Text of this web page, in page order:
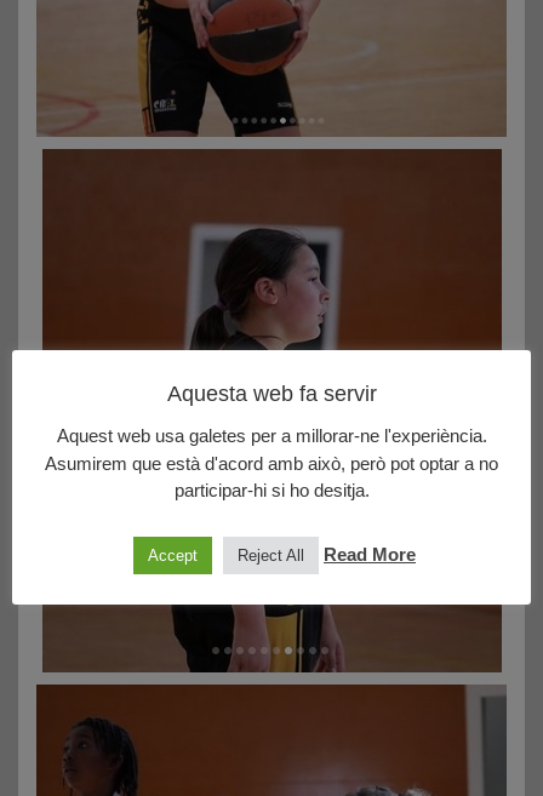
Aquesta web fa servir
Aquest web usa galetes per a millorar-ne l'experiència.
Asumirem que està d'acord amb això, però pot optar a no
participar-hi si ho desitja.
Accept Reject All Read More